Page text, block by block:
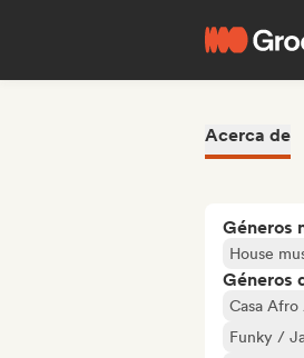
Acerca de
Géneros
House
Géneros
Casa
Funky /